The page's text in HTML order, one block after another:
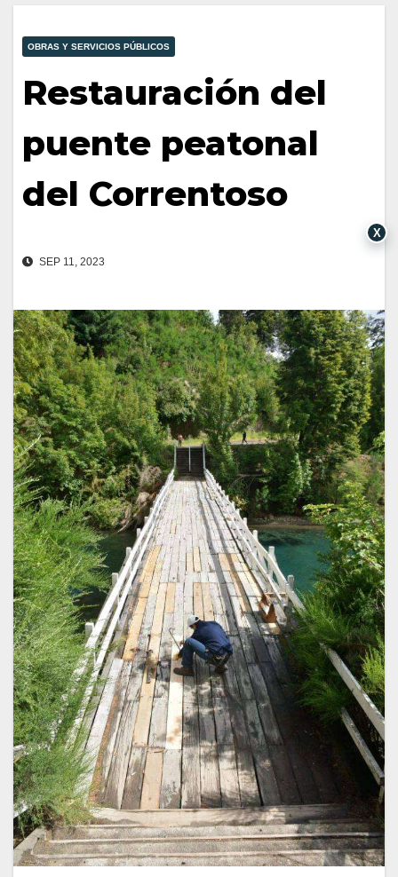
OBRAS Y SERVICIOS PÚBLICOS
Restauración del
puente peatonal
del Correntoso
SEP 11, 2023
X